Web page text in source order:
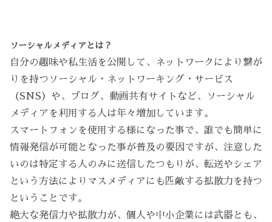
ソーシャルメディアとは？
自分の趣味や私生活を公開して、ネットワークにより繋が
りを持つソーシャル・ネットワーキング・サービス
（SNS）や、ブログ、動画共有サイトなど、ソーシャル
メディアを利用する人は年々増加しています。
スマートフォンを使用する様になった事で、誰でも簡単に
情報発信が可能となった事が普及の要因ですが、注意した
いのは特定する人のみに送信したつもりが、転送やシェア
という方法によりマスメディアにも匹敵する拡散力を持つ
ということです。
絶大な発信力や拡散力が、個人や中小企業には武器とも、